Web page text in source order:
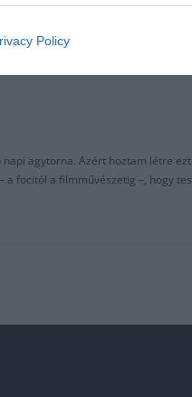
Policy
agytorna. Azért hoztam létre
focitól a filmművészetig –, hogy